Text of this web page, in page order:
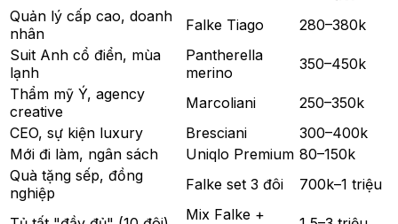
Quản lý cấp cao, doanh
nhân
Falke Tiago
280–380k
Suit Anh cổ điển, mùa
lạnh
Pantherella
merino
350–450k
Thẩm mỹ Ý, agency
creative
Marcoliani
250–350k
CEO, sự kiện luxury
Bresciani
300–400k
Mới đi làm, ngân sách
Uniqlo Premium 80–150k
Quà tặng sếp, đồng
nghiệp
Falke set 3 đôi 700k–1 triệu
Mix Falke +